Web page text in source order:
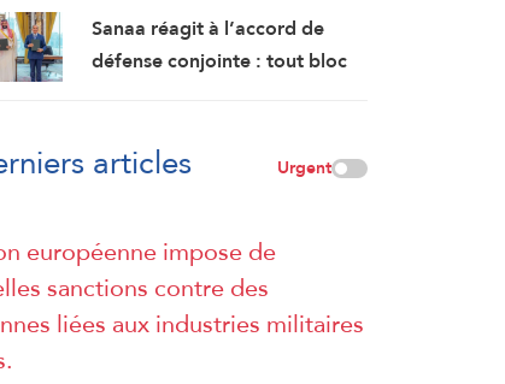
services de renseignement
saoudiens
Sanaa réagit à l’accord de
défense conjointe : tout bloc
objectif est voué à l’échec
articles Urgent
européenne impose de
sanctions contre des
liées aux industries militaires